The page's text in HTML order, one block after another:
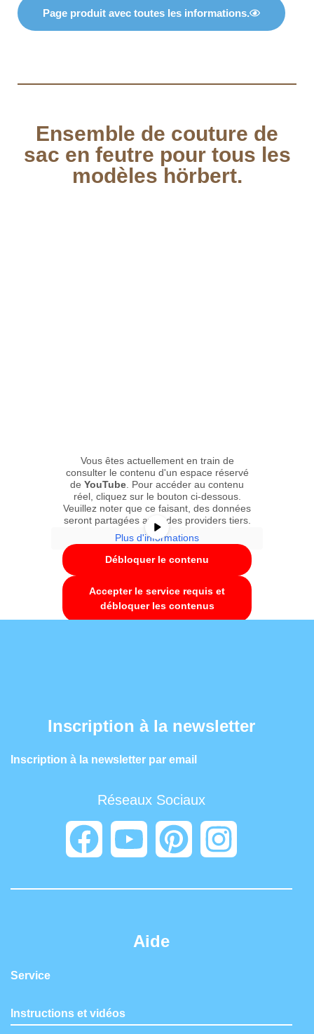
Page produit avec toutes les informations.
Ensemble de couture de
sac en feutre pour tous les
modèles hörbert.
Vous êtes actuellement en train de
consulter le contenu d'un espace réservé
de YouTube . Pour accéder au contenu
réel, cliquez sur le bouton ci-dessous.
Veuillez noter que ce faisant, des données
seront partagées avec des providers tiers.
Plus d'informations
Débloquer le contenu
Accepter le service requis et
débloquer les contenus
Inscription à la newsletter
Inscription à la newsletter par email
Réseaux Sociaux
Aide
Service
Instructions et vidéos